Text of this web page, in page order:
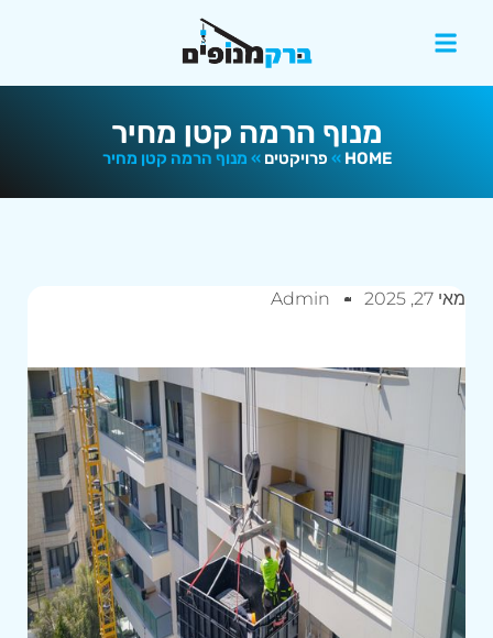
מנוף הרמה קטן מחיר
HOME
» פרויקטים » מנוף הרמה קטן מחיר
מאי 27, 2025 Admin